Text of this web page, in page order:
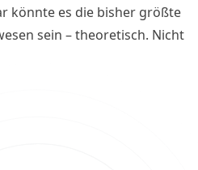
könnte es die bisher größte
sein – theoretisch. Nicht